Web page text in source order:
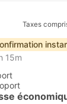
Taxes
15m